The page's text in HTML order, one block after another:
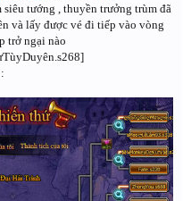
tướng , thuyền trưởng trùm đã
và lấy được vé đi tiếp vào vòng
trở ngại nào